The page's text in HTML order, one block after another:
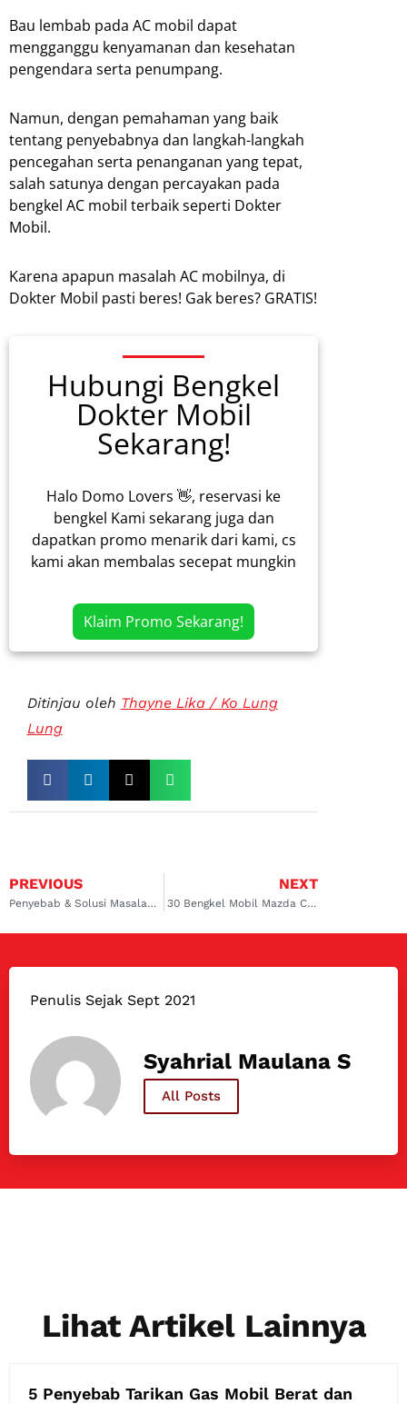
Bau lembab pada AC mobil dapat
mengganggu kenyamanan dan kesehatan
pengendara serta penumpang.
Namun, dengan pemahaman yang baik
tentang penyebabnya dan langkah-langkah
pencegahan serta penanganan yang tepat,
salah satunya dengan percayakan pada
bengkel AC mobil terbaik seperti Dokter
Mobil.
Karena apapun masalah AC mobilnya, di
Dokter Mobil pasti beres! Gak beres? GRATIS!
Hubungi Bengkel
Dokter Mobil
Sekarang!
Halo Domo Lovers 👋, reservasi ke
bengkel Kami sekarang juga dan
dapatkan promo menarik dari kami, cs
kami akan membalas secepat mungkin
Klaim Promo Sekarang!
Ditinjau oleh Thayne Lika / Ko Lung
Lung
PREVIOUS
Penyebab & Solusi Masalah AC Mobil Tidak Dingin Meski Pernah Diservis
NEXT
30 Bengkel Mobil Mazda Cx-3 Terpercaya di Indonesia!
Penulis Sejak Sept 2021
Syahrial Maulana S
All Posts
Lihat Artikel Lainnya
5 Penyebab Tarikan Gas Mobil Berat dan